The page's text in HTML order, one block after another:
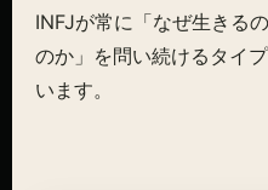
INFJが常に「なぜ生きる
のか」を問い続けるタイ
います。